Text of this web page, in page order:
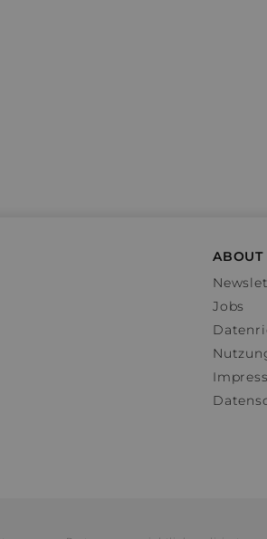
ABOUT
Jobs